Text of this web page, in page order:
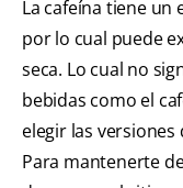
La cafeína tiene un
por lo cual puede
seca. Lo cual no
bebidas como el
elegir las versiones
Para mantenerte